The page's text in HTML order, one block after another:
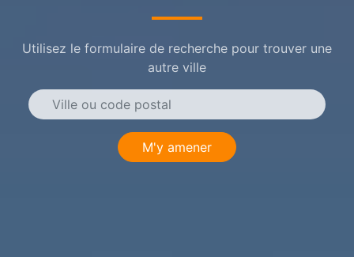
Utilisez le formulaire de recherche pour trouver une
autre ville
M'y amener